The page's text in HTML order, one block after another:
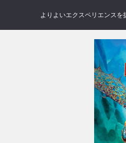
よりよいエクスペリエンス